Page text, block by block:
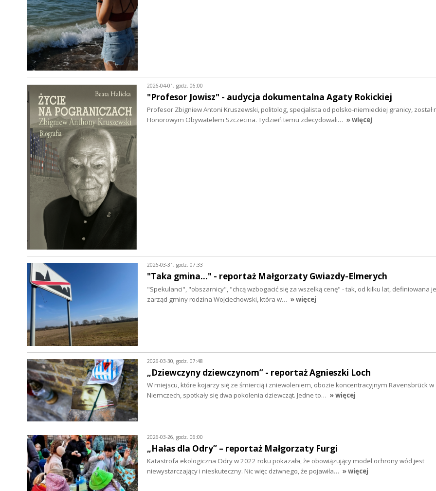
2026-04-01, godz. 06:00
"Profesor Jowisz" - audycja dokumentalna Agaty Rokickiej
Profesor Zbigniew Antoni Kruszewski, politolog, specjalista od polsko-niemieckiej granicy, został
Honorowym Obywatelem Szczecina. Tydzień temu zdecydowali… » więcej
2026-03-31, godz. 07:33
"Taka gmina..." - reportaż Małgorzaty Gwiazdy-Elmerych
"Spekulanci", "obszarnicy", "chcą wzbogacić się za wszelką cenę" - tak, od kilku lat, definiowana
zarząd gminy rodzina Wojciechowski, która w… » więcej
2026-03-30, godz. 07:48
„Dziewczyny dziewczynom” - reportaż Agnieszki Loch
W miejscu, które kojarzy się ze śmiercią i zniewoleniem, obozie koncentracyjnym Ravensbrück w
Niemczech, spotkały się dwa pokolenia dziewcząt. Jedne to… » więcej
2026-03-26, godz. 06:00
„Hałas dla Odry” – reportaż Małgorzaty Furgi
Katastrofa ekologiczna Odry w 2022 roku pokazała, że obowiązujący model ochrony wód jest
niewystarczający i nieskuteczny. Nic więc dziwnego, że pojawiła… » więcej